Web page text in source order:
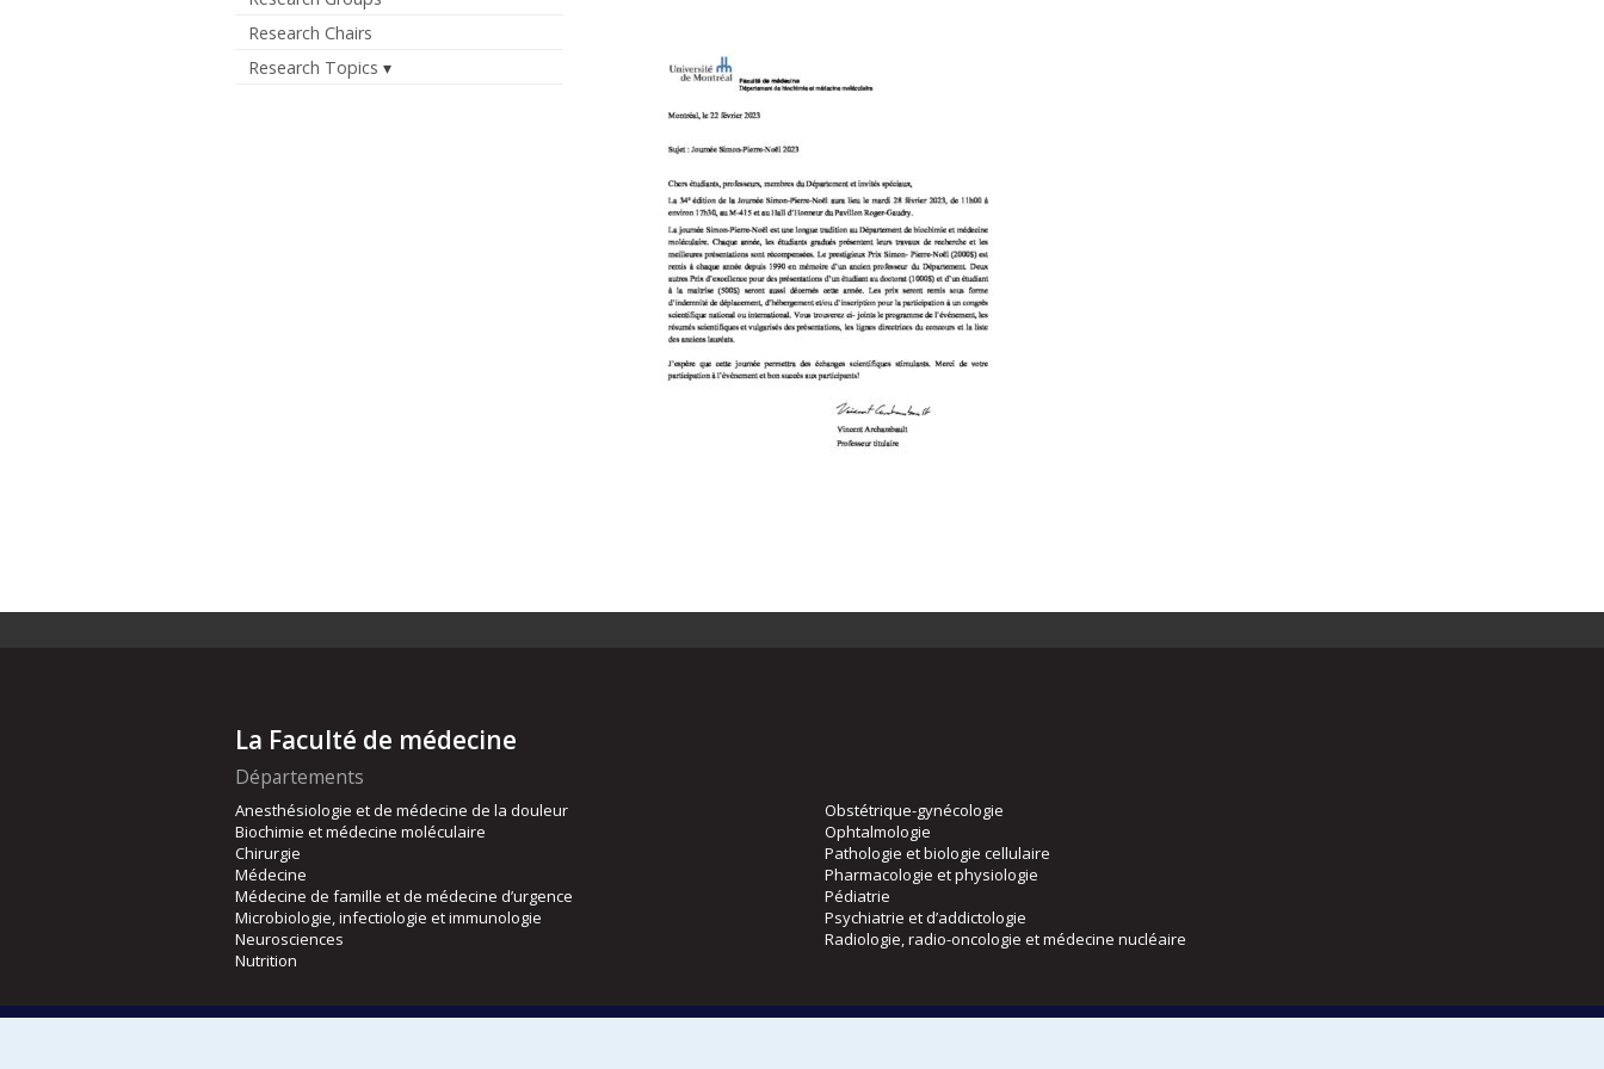
Research Chairs
Research Topics
La Faculté de médecine
Départements
Anesthésiologie et de médecine de la douleur
Biochimie et médecine moléculaire
Chirurgie
Médecine
Médecine de famille et de médecine d’urgence
Microbiologie, infectiologie et immunologie
Neurosciences
Nutrition
Obstétrique-gynécologie
Ophtalmologie
Pathologie et biologie cellulaire
Pharmacologie et physiologie
Pédiatrie
Psychiatrie et d’addictologie
Radiologie, radio-oncologie et médecine nucléaire
Écoles Directions